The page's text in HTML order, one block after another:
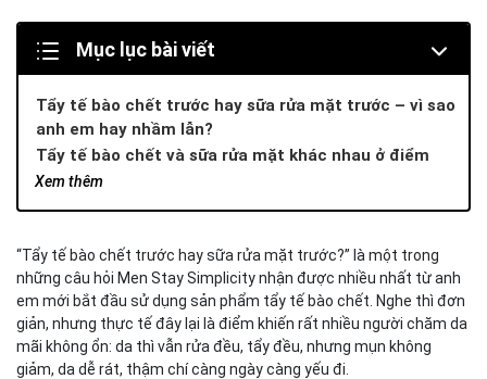
Mục lục bài viết
Xem thêm
Tẩy tế bào chết trước hay sữa rửa mặt trước – vì sao
anh em hay nhầm lẫn?
Tẩy tế bào chết và sữa rửa mặt khác nhau ở điểm
nào?
Vai trò của sữa rửa mặt nam trong chu trình chăm da
Thứ tự đúng là gì: tẩy tế bào chết trước hay sữa rửa
mặt trước?
Vì sao nên dùng sữa rửa mặt trước khi tẩy tế bào chết?
Điều gì xảy ra nếu anh em làm ngược lại?
Lưu ý khi kết hợp tẩy tế bào chết và sữa rửa mặt nam
“Tẩy tế bào chết trước hay sữa rửa mặt trước?” là một trong
những câu hỏi Men Stay Simplicity nhận được nhiều nhất từ anh
em mới bắt đầu sử dụng sản phẩm tẩy tế bào chết. Nghe thì đơn
giản, nhưng thực tế đây lại là điểm khiến rất nhiều người chăm da
mãi không ổn: da thì vẫn rửa đều, tẩy đều, nhưng mụn không
giảm, da dễ rát, thậm chí càng ngày càng yếu đi.